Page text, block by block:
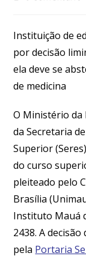
Instituição de
por decisão
ela deve se
de medicina
O Ministério da
da Secretaria
Superior
do curso
pleiteado pelo
Brasília
Instituto Mauá
2438. A
pela Portaria